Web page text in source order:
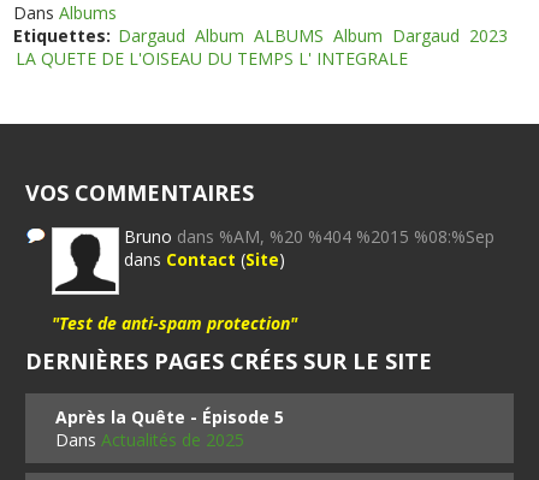
DansAlbums
Etiquettes: Dargaud Album ALBUMS Album Dargaud 2023
LA QUETE DE L'OISEAU DU TEMPS L' INTEGRALE
VOS COMMENTAIRES
Bruno dans %AM, %20 %404 %2015 %08:%Sep
dans Contact (Site)
"Test de anti-spam protection"
DERNIÈRES PAGES CRÉES SUR LE SITE
Après la Quête - Épisode 5
DansActualités de 2025